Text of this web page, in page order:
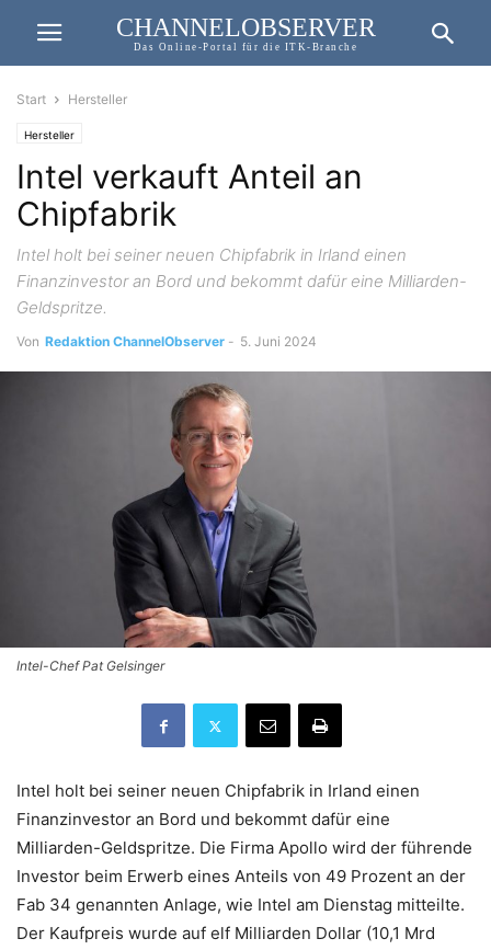
CHANNELOBSERVER
Das Online-Portal für die ITK-Branche
Start Hersteller
Hersteller
Intel verkauft Anteil an
Chipfabrik
Intel holt bei seiner neuen Chipfabrik in Irland einen
Finanzinvestor an Bord und bekommt dafür eine Milliarden-
Geldspritze.
Von Redaktion ChannelObserver - 5. Juni 2024
Intel-Chef Pat Gelsinger
Intel holt bei seiner neuen Chipfabrik in Irland einen
Finanzinvestor an Bord und bekommt dafür eine
Milliarden-Geldspritze. Die Firma Apollo wird der führende
Investor beim Erwerb eines Anteils von 49 Prozent an der
Fab 34 genannten Anlage, wie Intel am Dienstag mitteilte.
Der Kaufpreis wurde auf elf Milliarden Dollar (10,1 Mrd